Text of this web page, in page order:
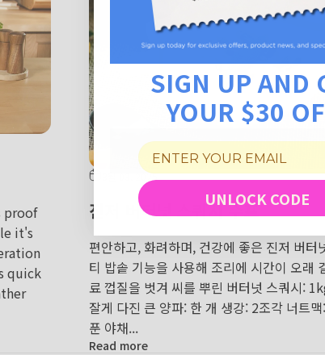
proof
it's
quick
3월 03, 2025
진저 버터넛 스쿼시 수프
편안하고, 화려하며, 건강에 좋은 진저 버터
티 밥솥 기능을 사용해 조리에 시간이 오래
료 껍질을 벗겨 씨를 뿌린 버터넛 스쿼시:
잘게 다진 큰 양파: 한 개 생강: 2조각 너트
푼 야채...
Read more
SIGN UP AND
YOUR $30
UNLOCK CODE